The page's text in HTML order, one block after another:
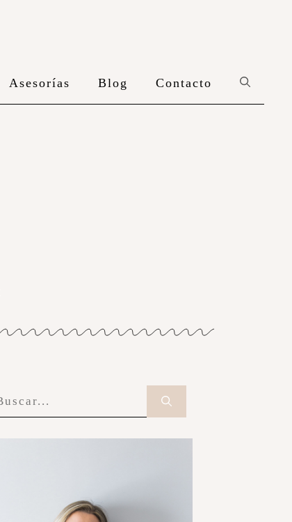
Asesorías Blog Contacto